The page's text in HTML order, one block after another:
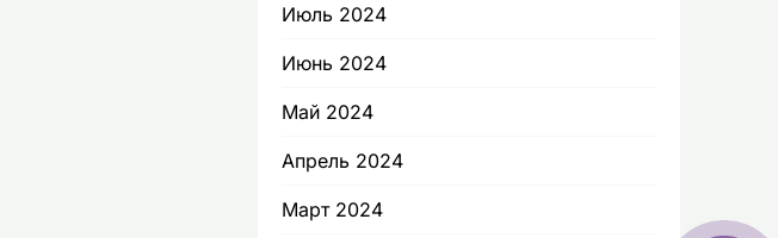
Июль 2024
Июнь 2024
Май 2024
Апрель 2024
Март 2024